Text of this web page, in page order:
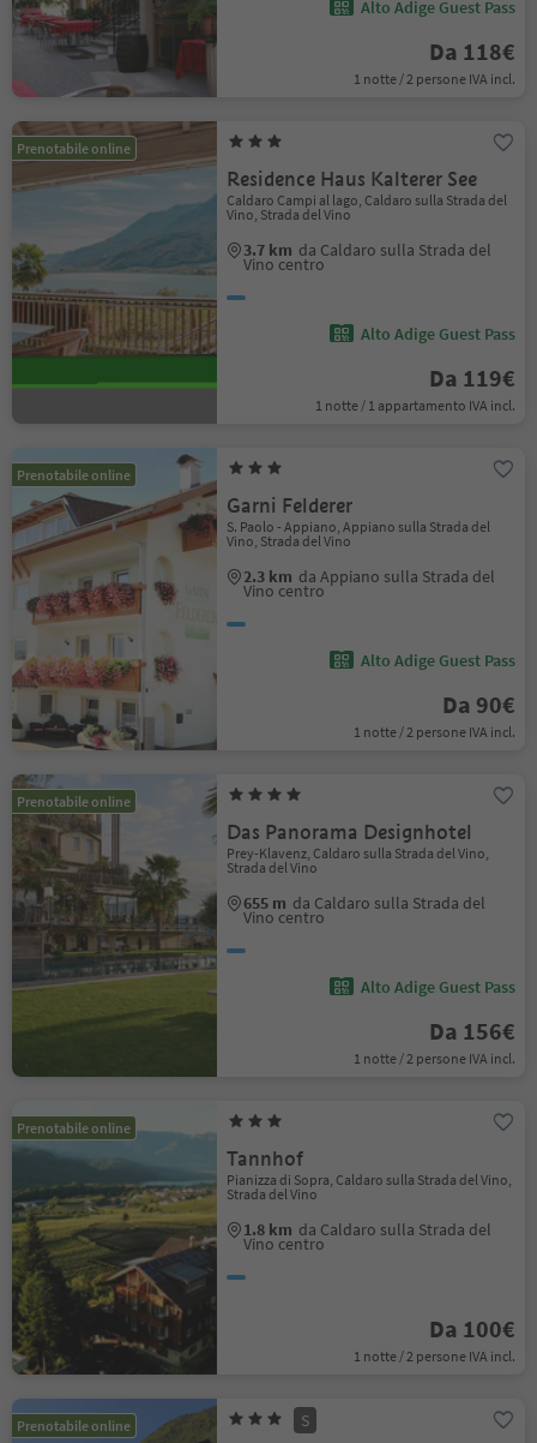
Alto Adige Guest Pass
Da 118€
1 notte / 2 persone IVA incl.
Prenotabile online
Residence Haus Kalterer See
Caldaro Campi al lago, Caldaro sulla Strada del
Vino, Strada del Vino
3.7 km da Caldaro sulla Strada del
Vino centro
Alto Adige Guest Pass
Da 119€
1 notte / 1 appartamento IVA incl.
Prenotabile online
Garni Felderer
S. Paolo - Appiano, Appiano sulla Strada del
Vino, Strada del Vino
2.3 km da Appiano sulla Strada del
Vino centro
Alto Adige Guest Pass
Da 90€
1 notte / 2 persone IVA incl.
Prenotabile online
Das Panorama Designhotel
Prey-Klavenz, Caldaro sulla Strada del Vino,
Strada del Vino
655 m da Caldaro sulla Strada del
Vino centro
Alto Adige Guest Pass
Da 156€
1 notte / 2 persone IVA incl.
Prenotabile online
Tannhof
Pianizza di Sopra, Caldaro sulla Strada del Vino,
Strada del Vino
1.8 km da Caldaro sulla Strada del
Vino centro
Da 100€
1 notte / 2 persone IVA incl.
Prenotabile online S